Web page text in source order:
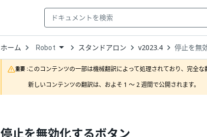
ホーム Open
Dropdown
to
choose
product
Robot スタンドアロン v2023.4 停止を無
重要 :このコンテンツの一部は機械翻訳によって処理されており、完全な
新しいコンテンツの翻訳は、およそ 1 ～ 2 週間で公開されます。